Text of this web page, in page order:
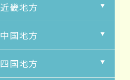
近畿地方
中国地方
四国地方